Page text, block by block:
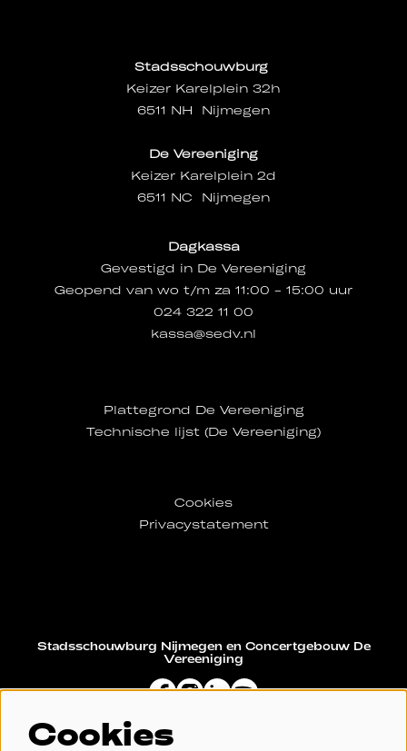
Stadsschouwburg
Keizer Karelplein 32h
6511 NH Nijmegen
De Vereeniging
Keizer Karelplein 2d
6511 NC Nijmegen
Dagkassa
Gevestigd in De Vereeniging
Geopend van wo t/m za 11:00 - 15:00 uur
024 322 11 00
kassa@sedv.nl
Plattegrond De Vereeniging
Technische lijst (De Vereeniging)
Cookies
Privacystatement
Stadsschouwburg Nijmegen en Concertgebouw De
Vereeniging
Cookies